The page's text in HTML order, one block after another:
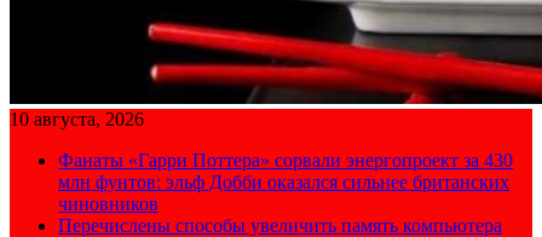
10 августа, 2026
Фанаты «Гарри Поттера» сорвали энергопроект за 430
млн фунтов: эльф Добби оказался сильнее британских
чиновников
Перечислены способы увеличить память компьютера